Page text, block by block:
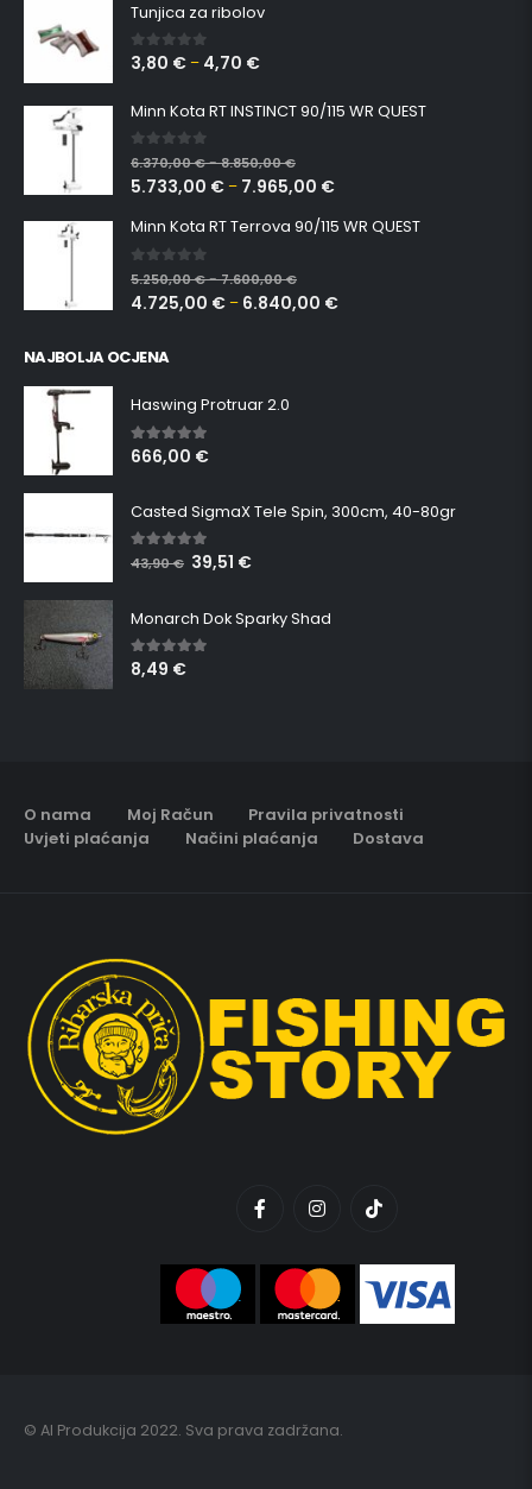
Tunjica za ribolov
0 out of 5
3,80 € – 4,70 €
Minn Kota RT INSTINCT 90/115 WR QUEST
0 out of 5
6.370,00€–8.850,00€
5.733,00 € – 7.965,00 €
Minn Kota RT Terrova 90/115 WR QUEST
0 out of 5
5.250,00€–7.600,00€
4.725,00 € – 6.840,00 €
NAJBOLJA OCJENA
Haswing Protruar 2.0
5.00 out of 5
666,00 €
Casted SigmaX Tele Spin, 300cm, 40-80gr
5.00out of 5
43,90€ 39,51 €
Monarch Dok Sparky Shad
5.00 out of 5
8,49 €
O nama Moj Račun
Pravila privatnosti
Uvjeti plaćanja
Načini plaćanja Dostava
© AI Produkcija 2022. Sva prava zadržana.